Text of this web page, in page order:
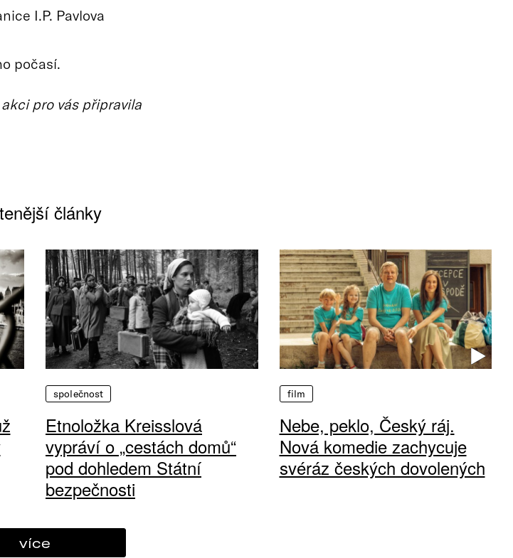
I.P. Pavlova
počasí.
pro vás připravila
články
společnost
Etnoložka Kreisslová
vypráví o „cestách domů“
pod dohledem Státní
bezpečnosti
film
Nebe, peklo, Český ráj.
Nová komedie zachycuje
svéráz českých dovolených
více